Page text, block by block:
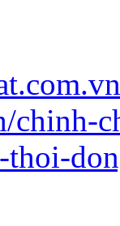
chinh-
thoi-